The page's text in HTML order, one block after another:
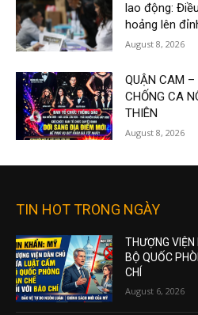
lao động:
hoảng lên
August 8, 2026
QUẬN CAM
CHỐNG CA
THIÊN
August 8, 2026
TIN HOT TRONG NGÀY
THƯỢNG
BỘ QUỐC
CHÍ
August 6, 2026